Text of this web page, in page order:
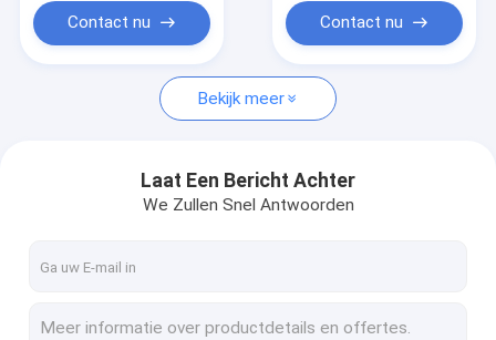
Vraag een offerte
Keramische pigmenten
Industriële keramische componenten
Fotoluminescerende pigmenten
Contact nu Contact nu
Bekijk meer
Laat Een Bericht Achter
We Zullen Snel Antwoorden